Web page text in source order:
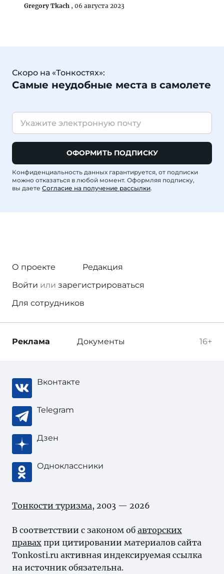
Gregory Tkach , 06 августа 2023
Скоро на «Тонкостях»:
Самые неудобные места в самолете
ОФОРМИТЬ ПОДПИСКУ
Конфиденциальность данных гарантируется, от подписки
можно отказаться в любой момент. Оформляя подписку,
вы даете Согласие на получение рассылки.
О проекте
Редакция
Войти или зарегистрироваться
Для сотрудников
16+
Реклама Документы
Вконтакте
Telegram
Дзен
Одноклассники
Тонкости туризма, 2003 — 2026
В соответствии с законом об авторских
правах при цитировании материалов сайта
Tonkosti.ru активная индексируемая ссылка
на источник обязательна.